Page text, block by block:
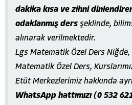
dakika kısa ve zihni
odaklanmış ders şeklinde,
alınarak verilmektedir.
Lgs Matematik Özel Ders Niğde,
Matematik Özel Ders,
Etüt Merkezlerimiz hakkında
WhatsApp hattımızı (0 532